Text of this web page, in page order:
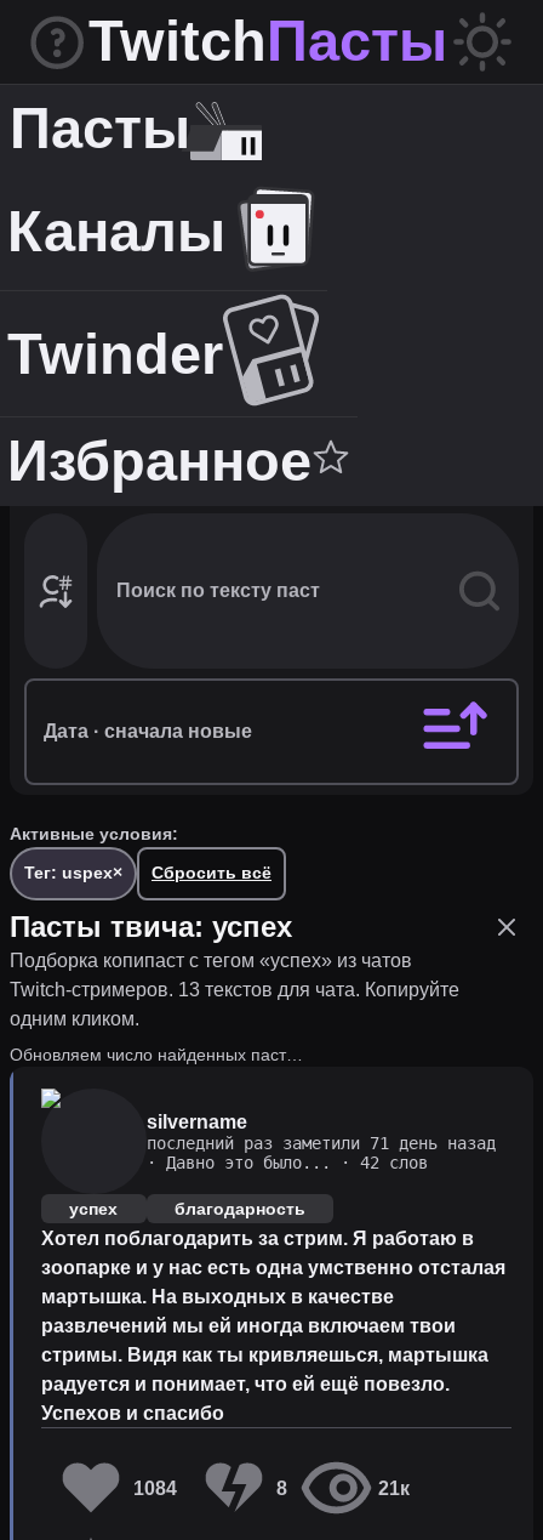
TwitchПасты
Пасты
Каналы
Twinder
Избранное
Фильтры,
Дата · сначала новые
Активные условия:
Тег: uspex× Сбросить всё
Пасты твича: успех
Подборка копипаст с тегом «успех» из чатов
Twitch-стримеров. 13 текстов для чата. Копируйте
одним кликом.
Обновляем число найденных паст…
silvername
последний раз заметили 71 день назад
·
Давно это было... · 42 слов
успех благодарность
Хотел поблагодарить за стрим. Я работаю в
зоопарке и у нас есть одна умственно отсталая
мартышка. На выходных в качестве
развлечений мы ей иногда включаем твои
стримы. Видя как ты кривляешься, мартышка
радуется и понимает, что ей ещё повезло.
Успехов и спасибо
1084 8 21к